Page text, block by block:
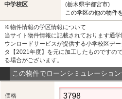
中学校区
(栃木県宇都宮市)
この学区の他の物件
※物件情報の学区情報について
当サイト物件情報に記載されております通
ウンロードサービスが提供する小学校区デ
タ【2021年度】を元に加工したものですの
る場合がございます。
この物件でローンシミュレーション
価格